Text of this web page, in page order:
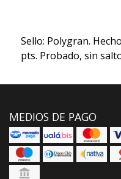
Sello: Polygran.
pts. Probado, sin
MEDIOS DE PAGO